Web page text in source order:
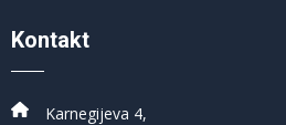
Kontakt
Karnegijeva 4,